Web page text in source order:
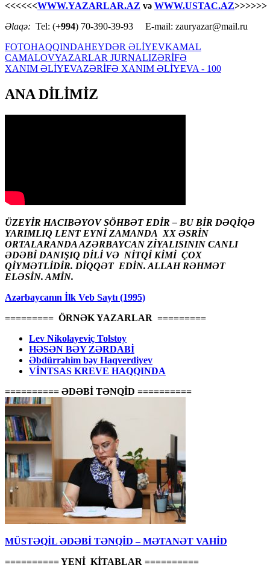
<<<<<<WWW.YAZARLAR.AZ və WWW.USTAC.AZ>>>>>>
Əlaqə: Tel: (+994) 70-390-39-93 E-mail: zauryazar@mail.ru
FOTOHAQQINDAHEYDƏR ƏLİYEVKAMAL
CAMALOVYAZARLAR JURNALIZƏRİFƏ
XANIM ƏLİYEVAZƏRİFƏ XANIM ƏLİYEVA - 100
ANA DİLİMİZ
ÜZEYİR HACIBƏYOV SÖHBƏT EDİR – BU BİR DƏQİQƏ
YARIMLIQ LENT EYNİ ZAMANDA XX ƏSRİN
ORTALARANDA AZƏRBAYCAN ZİYALISININ CANLI
ƏDƏBİ DANIŞIQ DİLİ VƏ NİTQİ KİMİ ÇOX
QİYMƏTLİDİR. DİQQƏT EDİN. ALLAH RƏHMƏT
ELƏSİN. AMİN.
Azərbaycanın İlk Veb Saytı (1995)
========= ÖRNƏK YAZARLAR =========
Lev Nikolayeviç Tolstoy
HƏSƏN BƏY ZƏRDABİ
Əbdürrəhim bəy Haqverdiyev
VİNTSAS KREVE HAQQINDA
========== ƏDƏBİ TƏNQİD ==========
MÜSTƏQİL ƏDƏBİ TƏNQİD – MƏTANƏT VAHİD
========== YENİ KİTABLAR ==========